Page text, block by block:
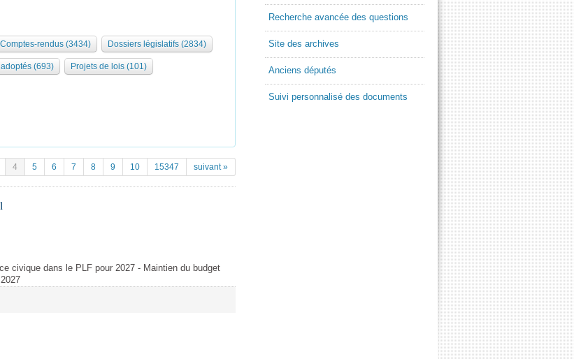
Comptes-rendus (3434) Dossiers législatifs (2834)
(693) Projets de lois (101)
4 5 6 7 8 9 10 15347 suivant »
civique dans le PLF pour 2027 - Maintien du budget
Recherche avancée des questions
Site des archives
Anciens députés
Suivi personnalisé des documents